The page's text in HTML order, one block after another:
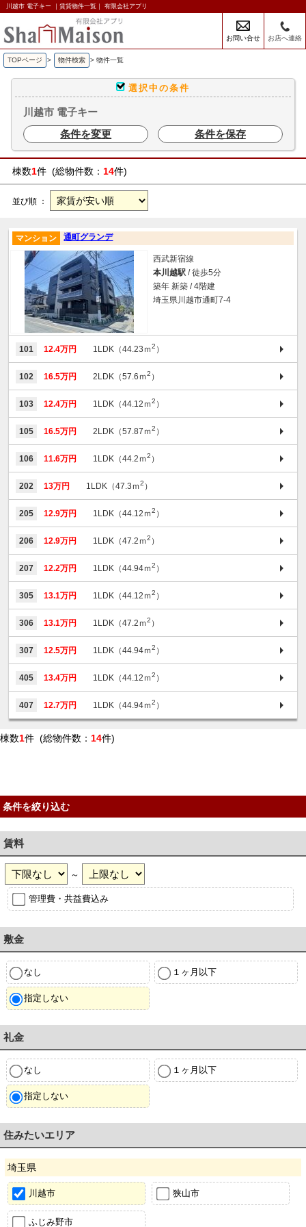
川越市 電子キー ｜賃貸物件一覧｜ 有限会社アプリ
お問い合せ お店へ連絡
TOPページ > 物件検索 > 物件一覧
選択中の条件
川越市 電子キー
条件を変更
条件を保存
棟数1件 (総物件数： 14件)
並び順 ：
通町グランデ
マンション
西武新宿線
本川越駅 / 徒歩5分
築年 新築 / 4階建
埼玉県川越市通町7-4
101 12.4万円 1LDK（44.23ｍ2 ）
102 16.5万円 2LDK（57.6ｍ2 ）
103 12.4万円 1LDK（44.12ｍ2 ）
105 16.5万円 2LDK（57.87ｍ2 ）
106 11.6万円 1LDK（44.2ｍ2 ）
202 13万円 1LDK（47.3ｍ2 ）
205 12.9万円 1LDK（44.12ｍ2 ）
206 12.9万円 1LDK（47.2ｍ2 ）
207 12.2万円 1LDK（44.94ｍ2 ）
305 13.1万円 1LDK（44.12ｍ2 ）
306 13.1万円 1LDK（47.2ｍ2 ）
307 12.5万円 1LDK（44.94ｍ2 ）
405 13.4万円 1LDK（44.12ｍ2 ）
407 12.7万円 1LDK（44.94ｍ2 ）
棟数1件 (総物件数： 14件)
条件を絞り込む
賃料
～
管理費・共益費込み
敷金
なし １ヶ月以下
指定しない
礼金
なし １ヶ月以下
指定しない
住みたいエリア
埼玉県
川越市 狭山市
ふじみ野市